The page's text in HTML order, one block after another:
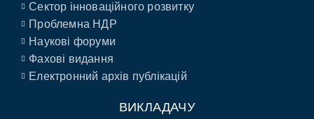
Сектор інноваційного розвитку
Проблемна НДР
Наукові форуми
Фахові видання
Електронний архів публікацій
ВИКЛАДАЧУ